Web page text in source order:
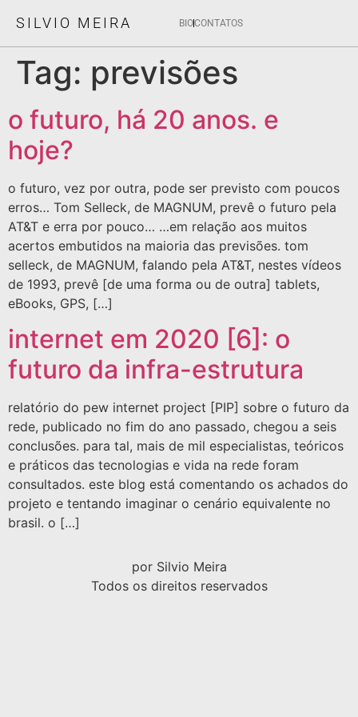
SILVIO MEIRA BIOCONTATOS
Tag: previsões
o futuro, há 20 anos. e
hoje?
o futuro, vez por outra, pode ser previsto com poucos
erros… Tom Selleck, de MAGNUM, prevê o futuro pela
AT&T e erra por pouco… …em relação aos muitos
acertos embutidos na maioria das previsões. tom
selleck, de MAGNUM, falando pela AT&T, nestes vídeos
de 1993, prevê [de uma forma ou de outra] tablets,
eBooks, GPS, […]
internet em 2020 [6]: o
futuro da infra-estrutura
relatório do pew internet project [PIP] sobre o futuro da
rede, publicado no fim do ano passado, chegou a seis
conclusões. para tal, mais de mil especialistas, teóricos
e práticos das tecnologias e vida na rede foram
consultados. este blog está comentando os achados do
projeto e tentando imaginar o cenário equivalente no
brasil. o […]
por Silvio Meira
Todos os direitos reservados